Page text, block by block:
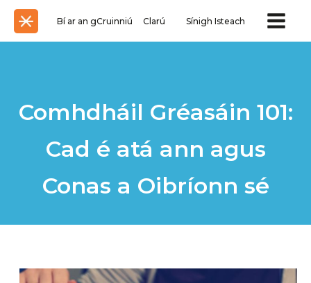
Bí ar an gCruinniú Clarú Sínigh Isteach
Comhdháil Gréasáin 101:
Cad é atá ann agus
Conas a Oibríonn sé